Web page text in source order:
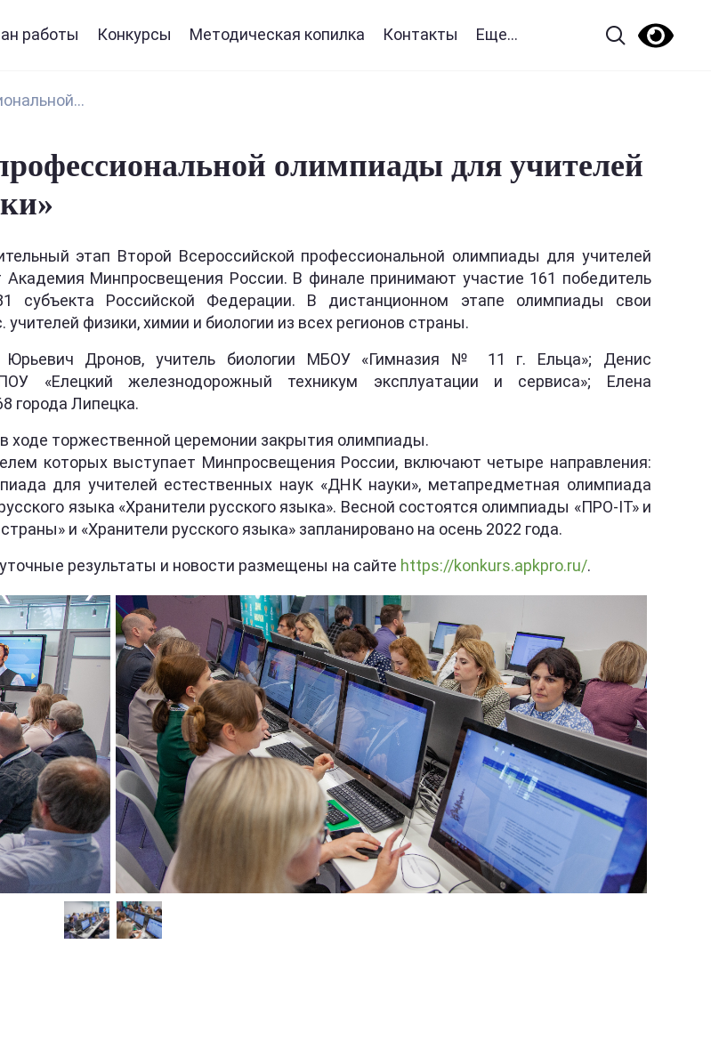
работы Конкурсы Методическая копилка Контакты Еще...
олимпиады для учителей
этап Второй Всероссийской профессиональной олимпиады для учителей
Академия Минпросвещения России. В финале принимают участие 161 победитель
субъекта Российской Федерации. В дистанционном этапе олимпиады свои
физики, химии и биологии из всех регионов страны.
Дронов, учитель биологии МБОУ «Гимназия № 11 г. Ельца»; Денис
«Елецкий железнодорожный техникум эксплуатации и сервиса»; Елена
города Липецка.
ходе торжественной церемонии закрытия олимпиады.
которых выступает Минпросвещения России, включают четыре направления:
для учителей естественных наук «ДНК науки», метапредметная олимпиада
языка «Хранители русского языка». Весной состоятся олимпиады «ПРО-IT» и
и «Хранители русского языка» запланировано на осень 2022 года.
результаты и новости размещены на сайте https://konkurs.apkpro.ru/.